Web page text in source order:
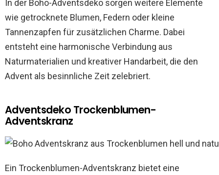
In der Boho-Adventsdeko sorgen weitere Elemente
wie getrocknete Blumen, Federn oder kleine
Tannenzapfen für zusätzlichen Charme. Dabei
entsteht eine harmonische Verbindung aus
Naturmaterialien und kreativer Handarbeit, die den
Advent als besinnliche Zeit zelebriert.
Adventsdeko Trockenblumen-
Adventskranz
Ein Trockenblumen-Adventskranz bietet eine